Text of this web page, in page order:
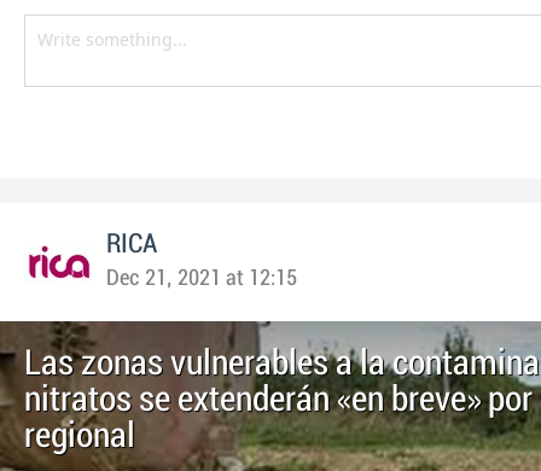
RICA
Dec 21, 2021 at 12:15
Las zonas vulnerables a la
nitratos se extenderán «en breve»
regional